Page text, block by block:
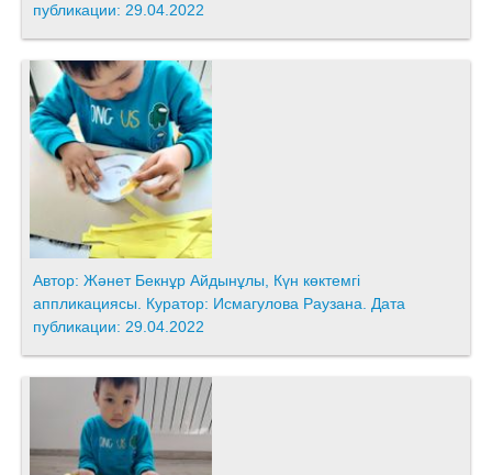
публикации: 29.04.2022
Автор: Жәнет Бекнұр Айдынұлы, Күн көктемгі
аппликациясы. Куратор: Исмагулова Раузана. Дата
публикации: 29.04.2022